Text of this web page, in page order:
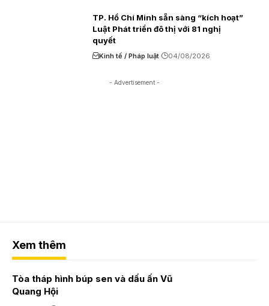
TP. Hồ Chí Minh sẵn sàng “kích hoạt”
Luật Phát triển đô thị với 81 nghị
quyết
Kinh tế / Pháp luật 04/08/2026
- Advertisement -
Xem thêm
Tòa tháp hình búp sen và dấu ấn Vũ
Quang Hội